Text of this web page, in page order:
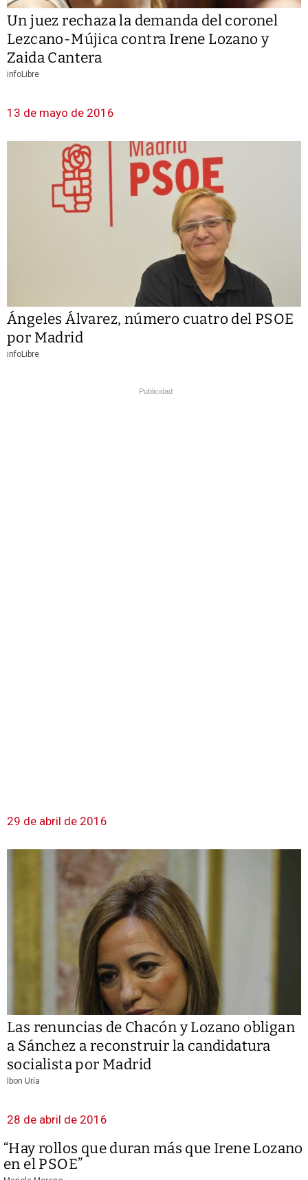
Un juez rechaza la demanda del coronel
Lezcano-Mújica contra Irene Lozano y
Zaida Cantera
infoLibre
13 de mayo de 2016
Ángeles Álvarez, número cuatro del PSOE
por Madrid
infoLibre
Publicidad
29 de abril de 2016
Las renuncias de Chacón y Lozano obligan
a Sánchez a reconstruir la candidatura
socialista por Madrid
Ibon Uría
28 de abril de 2016
“Hay rollos que duran más que Irene Lozano
en el PSOE”